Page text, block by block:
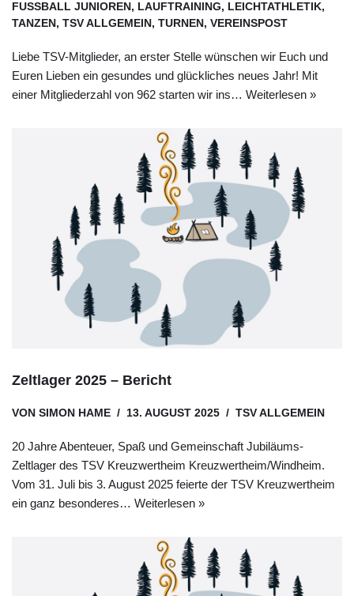
FUSSBALL JUNIOREN
, LAUFTRAINING, LEICHTATHLETIK,
TANZEN , TSV ALLGEMEIN , TURNEN , VEREINSPOST
Liebe TSV-Mitglieder, an erster Stelle wünschen wir Euch und
Euren Lieben ein gesundes und glückliches neues Jahr! Mit
einer Mitgliederzahl von 962 starten wir ins… Weiterlesen »
Zeltlager 2025 – Bericht
VON SIMON HAME 13. AUGUST 2025 TSV ALLGEMEIN
20 Jahre Abenteuer, Spaß und Gemeinschaft Jubiläums-
Zeltlager des TSV Kreuzwertheim Kreuzwertheim/Windheim.
Vom 31. Juli bis 3. August 2025 feierte der TSV Kreuzwertheim
ein ganz besonderes… Weiterlesen »